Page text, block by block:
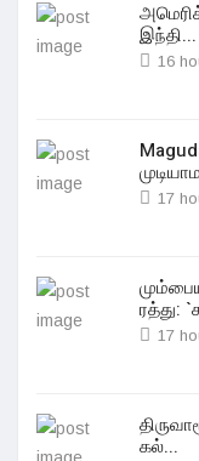
இந்தி...
16
17
ரத்து:
17
கல்...